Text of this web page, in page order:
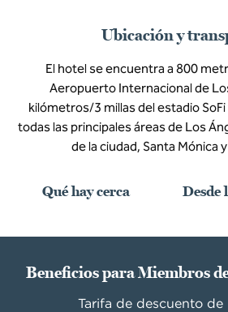
Ubicación y
El hotel se encuentra a 800
Aeropuerto Internacional de
kilómetros/3 millas del estadio SoFi
todas las principales áreas de Los
de la ciudad, Santa Mónica
Qué hay cerca Desde
Beneficios para Miembros
Tarifa de descuento de